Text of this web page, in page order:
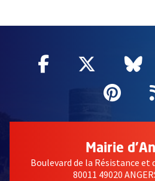
Facebook
, Ouvre une
Twitter
, ,
,
Mairie
Boulevard de la Résistance
80011 49020